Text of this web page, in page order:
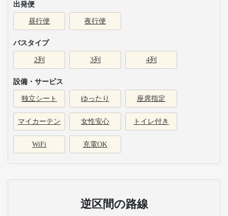
出発便
昼行便 夜行便
バスタイプ
2列 3列 4列
設備・サービス
独立シート ゆったり 座席指定
マイカーテン 女性安心 トイレ付き
WiFi 充電OK
逆区間の路線